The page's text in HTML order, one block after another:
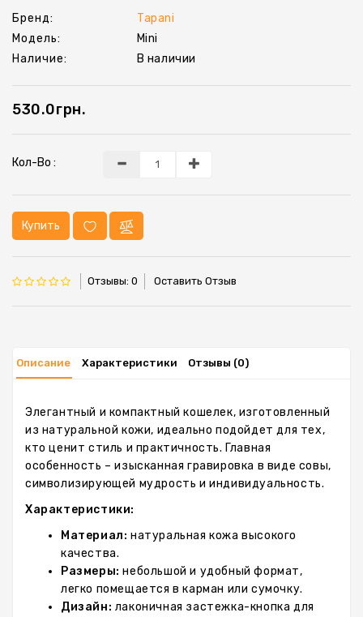
Бренд:
Tapani
Модель:
Mini
Наличие:
В наличии
530.0грн.
Кол-Во :
Купить
Отзывы: 0 Оставить Отзыв
Описание Характеристики Отзывы (0)
Элегантный и компактный кошелек, изготовленный
из натуральной кожи, идеально подойдет для тех,
кто ценит стиль и практичность. Главная
особенность – изысканная гравировка в виде совы,
символизирующей мудрость и индивидуальность.
Характеристики:
Материал: натуральная кожа высокого
качества.
Размеры: небольшой и удобный формат,
легко помещается в карман или сумочку.
Дизайн: лаконичная застежка-кнопка для